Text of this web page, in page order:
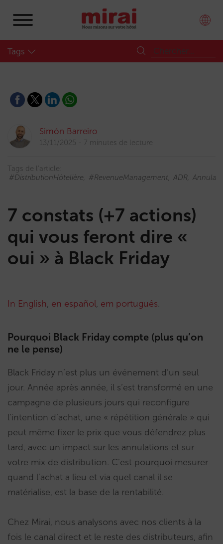
Tags
Simón Barreiro
13/11/2025 7 minutes de lecture
Tags de l'article:
#DistributionHôtelière
#RevenueManagement ADR
7 constats (+7 actions)
qui vous feront dire «
oui » à Black Friday
In English, en español, em português.
Pourquoi Black Friday compte (plus qu’on
ne le pense)
Black Friday n’est plus un événement d’un seul
jour. Année après année, il s’est transformé en une
campagne de plusieurs jours qui reconfigure
l’intention d’achat, une « répétition générale » qui
peut même fixer le prix que vous défendrez plus
tard, avec un impact sur les annulations et sur
votre mix de distribution. C’est pourquoi mesurer
quand l’achat a lieu et via quel canal il se
matérialise, est la base de la rentabilité.
Chez Mirai, nous analysons avec nos clients à la
fois le canal direct et le reste des distributeurs, afin